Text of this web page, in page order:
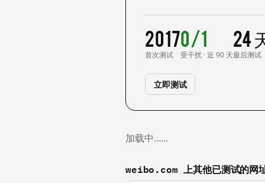
2017
首次测试
0/1
受干扰 · 近 90 天
24
最后测试
立即测试
加载中……
weibo.com 上其他已测试的网